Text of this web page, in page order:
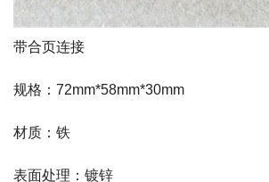
带合页连接
规格：72mm*58mm*30mm
材质：铁
表面处理：镀锌